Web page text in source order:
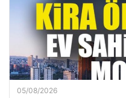
05/08/2026